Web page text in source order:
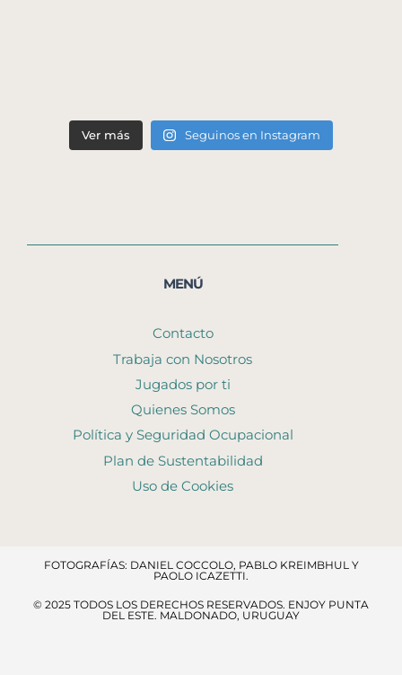
Ver más Seguinos en Instagram
MENÚ
Contacto
Trabaja con Nosotros
Jugados por ti
Quienes Somos
Política y Seguridad Ocupacional
Plan de Sustentabilidad
Uso de Cookies
FOTOGRAFÍAS: DANIEL COCCOLO, PABLO KREIMBHUL Y
PAOLO ICAZETTI.
© 2025 TODOS LOS DERECHOS RESERVADOS​. ENJOY PUNTA
DEL ESTE. MALDONADO, URUGUAY